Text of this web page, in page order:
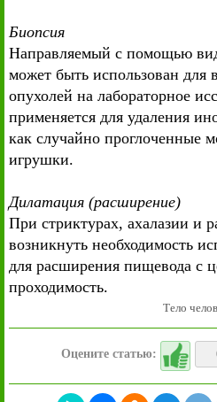
Биопсия
Направляемый с помощью
может быть использован для
опухолей на лабораторное
применяется для удаления
как случайно проглоченные
игрушки.
Дилатация (расширение)
При стриктурах, ахалазии и
возникнуть необходимость
для расширения пищевода с
проходимость.
Тело
Оцените статью: